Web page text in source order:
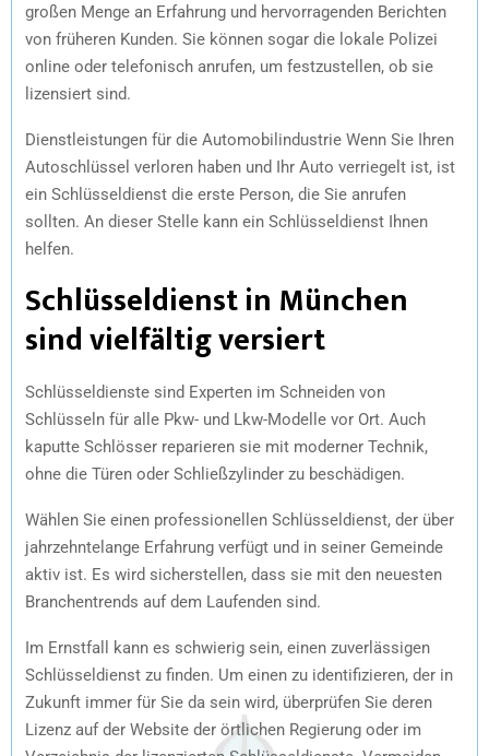
großen Menge an Erfahrung und hervorragenden Berichten
von früheren Kunden. Sie können sogar die lokale Polizei
online oder telefonisch anrufen, um festzustellen, ob sie
lizensiert sind.
Dienstleistungen für die Automobilindustrie Wenn Sie Ihren
Autoschlüssel verloren haben und Ihr Auto verriegelt ist, ist
ein Schlüsseldienst die erste Person, die Sie anrufen
sollten. An dieser Stelle kann ein Schlüsseldienst Ihnen
helfen.
Schlüsseldienst in München
sind vielfältig versiert
Schlüsseldienste sind Experten im Schneiden von
Schlüsseln für alle Pkw- und Lkw-Modelle vor Ort. Auch
kaputte Schlösser reparieren sie mit moderner Technik,
ohne die Türen oder Schließzylinder zu beschädigen.
Wählen Sie einen professionellen Schlüsseldienst, der über
jahrzehntelange Erfahrung verfügt und in seiner Gemeinde
aktiv ist. Es wird sicherstellen, dass sie mit den neuesten
Branchentrends auf dem Laufenden sind.
Im Ernstfall kann es schwierig sein, einen zuverlässigen
Schlüsseldienst zu finden. Um einen zu identifizieren, der in
Zukunft immer für Sie da sein wird, überprüfen Sie deren
Lizenz auf der Website der örtlichen Regierung oder im